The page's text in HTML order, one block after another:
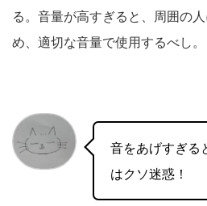
る。音量が高すぎると、周囲の
め、適切な音量で使用するべし。
音をあげすぎる
はクソ迷惑！